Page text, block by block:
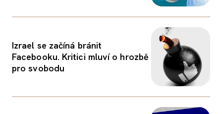
Izrael se začíná bránit
Facebooku. Kritici mluví o hrozbě
pro svobodu